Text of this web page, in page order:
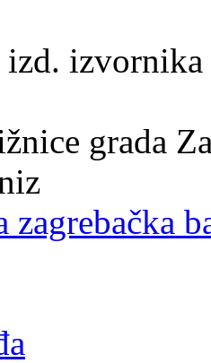
izvornika
grada